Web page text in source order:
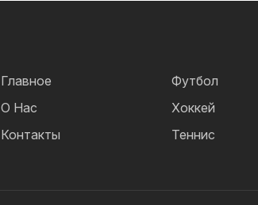
Главное
О Нас
Контакты
Футбол
Хоккей
Теннис